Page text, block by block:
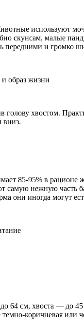
используют
скунсам, малые
передними и громко
хвостом.
вниз.
85-95% в
нежную часть
они иногда могут
64 см, хвоста — до
коричневая или